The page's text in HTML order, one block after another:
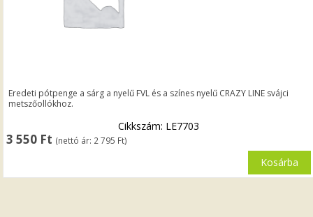
Eredeti pótpenge a sárg a nyelű FVL és a színes nyelű CRAZY LINE svájci
metszőollókhoz.
3 550 Ft (nettó ár: 2 795 Ft)
Cikkszám: LE7703
Kosárba